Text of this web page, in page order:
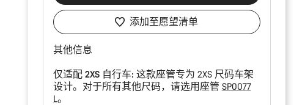
添加至愿望清单
其他信息
仅适配 2XS 自行车: 这款座管专为 2XS 尺码车架
设计。对于所有其他尺码，请选用座管 SP0077
L。